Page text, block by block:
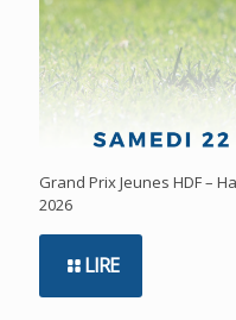
Grand Prix Jeunes HDF –
2026
LIRE